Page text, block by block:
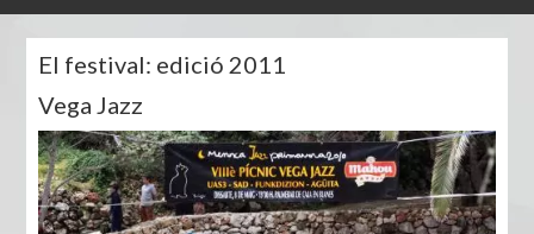
El festival: edició 2011
Vega Jazz